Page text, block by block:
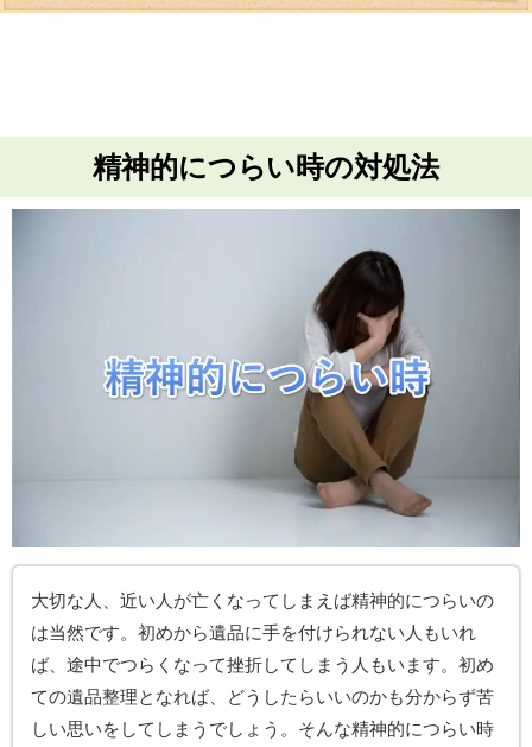
精神的につらい時の対処法
大切な人、近い人が亡くなってしまえば精神的につらいの
は当然です。初めから遺品に手を付けられない人もいれ
ば、途中でつらくなって挫折してしまう人もいます。初め
ての遺品整理となれば、どうしたらいいのかも分からず苦
しい思いをしてしまうでしょう。そんな精神的につらい時